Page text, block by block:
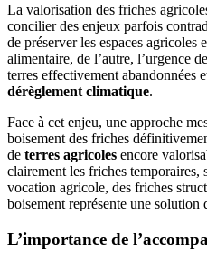
La valorisation des friches
concilier des enjeux parfois
de préserver les espaces agricoles
alimentaire, de l’autre, l’urgence
terres effectivement abandonnées
dérèglement climatique.
Face à cet enjeu, une approche
boisement des friches
de terres agricoles encore
clairement les friches temporaires,
vocation agricole, des friches
boisement représente une solution
L’importance de